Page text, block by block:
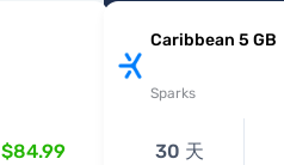
$84.99
Caribbean 5 GB
Sparks
30 天